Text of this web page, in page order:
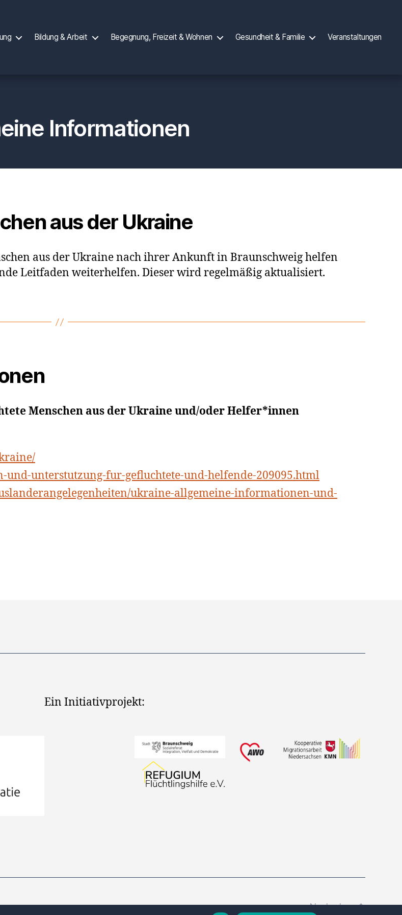
Bildung & Arbeit Begegnung, Freizeit & Wohnen Gesundheit & Familie Veranstaltungen
Informationen
aus der Ukraine
aus der Ukraine nach ihrer Ankunft in Braunschweig helfen
Leitfaden weiterhelfen. Dieser wird regelmäßig aktualisiert.
Menschen aus der Ukraine und/oder Helfer*innen
unterstutzung-fur-gefluchtete-und-helfende-209095.html
ukraine-allgemeine-informationen-und-
Ein Initiativprojekt:
Nach oben↑